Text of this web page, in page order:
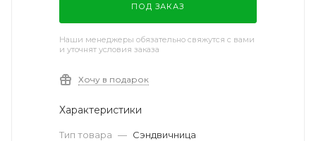
ПОД ЗАКАЗ
Наши менеджеры обязательно свяжутся с вами
и уточнят условия заказа
Хочу в подарок
Характеристики
Тип товара — Сэндвичница